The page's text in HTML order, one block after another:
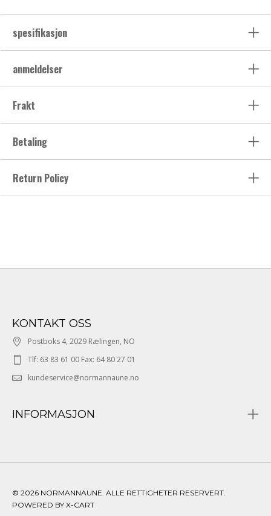
spesifikasjon
anmeldelser
Frakt
Betaling
Return Policy
KONTAKT OSS
Postboks 4, 2029 Rælingen, NO
Tlf: 63 83 61 00 Fax: 64 80 27 01
kundeservice@normannaune.no
INFORMASJON
© 2026 NORMANNAUNE. ALLE RETTIGHETER RESERVERT.
POWERED BY X-CART